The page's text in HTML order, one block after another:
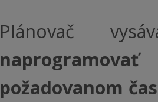
Plánovač
požadovanom